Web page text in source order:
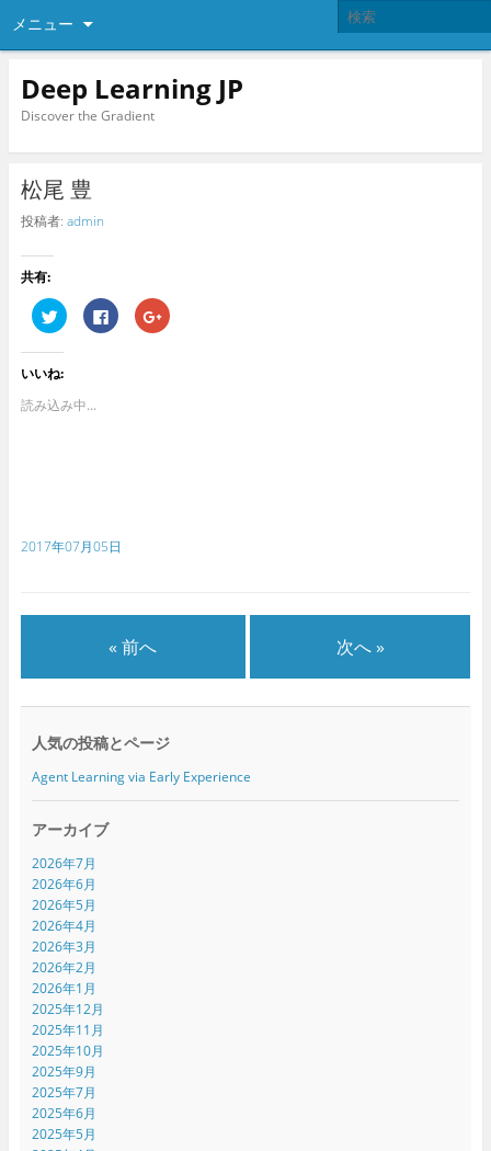
メニュー
Deep Learning JP
Discover the Gradient
松尾 豊
投稿者: admin
共有:
ク
リ
ク
て
w
し
ド
ま
)
F
a
ッ
ク
さ
(
新
い
ィ
ド
ウ
開
き
ま
ク
リ
ド
ま
)
いいね:
読み込み中...
2017年07月05日
« 前へ 次へ »
人気の投稿とページ
Agent Learning via Early Experience
アーカイブ
2026年7月
2026年6月
2026年5月
2026年4月
2026年3月
2026年2月
2026年1月
2025年12月
2025年11月
2025年10月
2025年9月
2025年7月
2025年6月
2025年5月